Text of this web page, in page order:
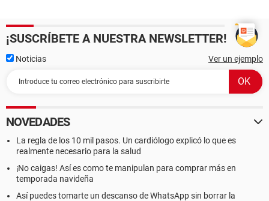
¡SUSCRÍBETE A NUESTRA NEWSLETTER!
Noticias Ver un ejemplo
NOVEDADES
La regla de los 10 mil pasos. Un cardiólogo explicó lo que es
realmente necesario para la salud
¡No caigas! Así es como te manipulan para comprar más en
temporada navideña
Así puedes tomarte un descanso de WhatsApp sin borrar la